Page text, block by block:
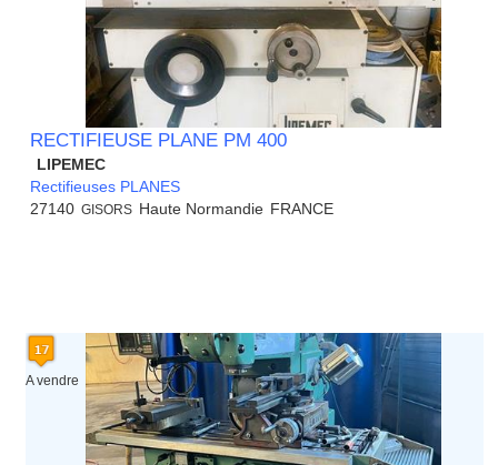
RECTIFIEUSE PLANE PM 400
LIPEMEC
Rectifieuses PLANES
27140 GISORS Haute Normandie FRANCE
A vendre